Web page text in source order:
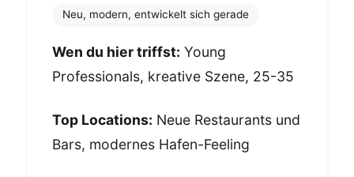
Neu, modern, entwickelt sich gerade
Wen du hier triffst: Young
Professionals, kreative Szene, 25-35
Top Locations: Neue Restaurants und
Bars, modernes Hafen-Feeling